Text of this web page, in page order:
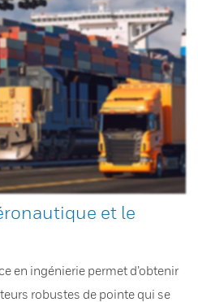
et le
en ingénierie permet d’obtenir
robustes de pointe qui se